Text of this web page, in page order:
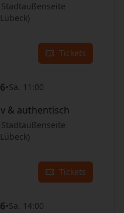
Tickets
•Sa. 11:00
& authentisch
Tickets
•Sa. 14:00